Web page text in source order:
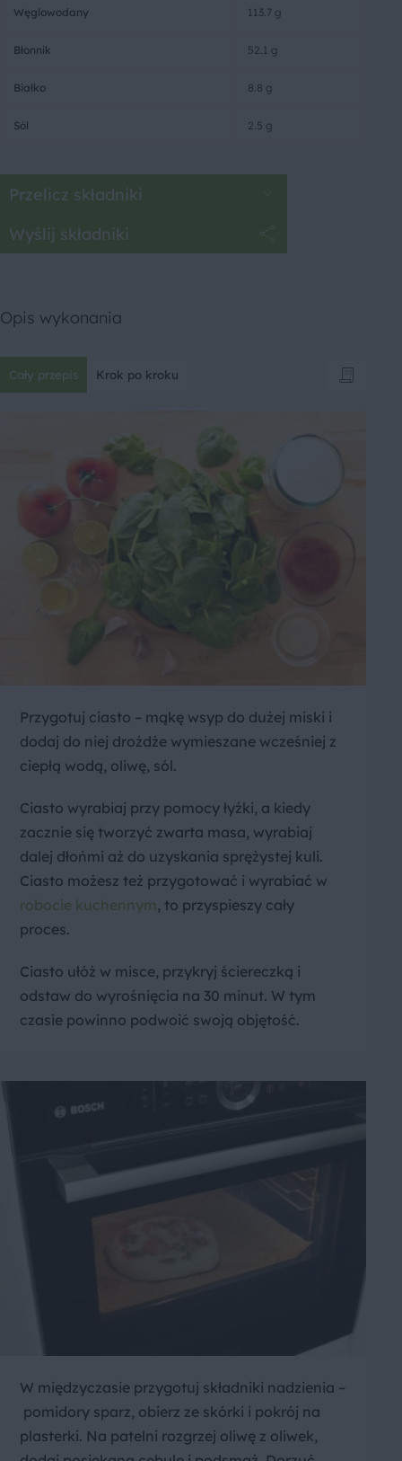
Węglowodany 113.7 g
Błonnik 52.1 g
Białko 8.8 g
Sól 2.5 g
Przelicz składniki
Wyślij składniki
Opis wykonania
Cały przepis Krok po kroku
Przygotuj ciasto – mąkę wsyp do dużej miski i
dodaj do niej drożdże wymieszane wcześniej z
ciepłą wodą, oliwę, sól.
Ciasto wyrabiaj przy pomocy łyżki, a kiedy
zacznie się tworzyć zwarta masa, wyrabiaj
dalej dłońmi aż do uzyskania sprężystej kuli.
Ciasto możesz też przygotować i wyrabiać w
robocie kuchennym, to przyspieszy cały
proces.
Ciasto ułóż w misce, przykryj ściereczką i
odstaw do wyrośnięcia na 30 minut. W tym
czasie powinno podwoić swoją objętość.
W międzyczasie przygotuj składniki nadzienia –
pomidory sparz, obierz ze skórki i pokrój na
plasterki. Na patelni rozgrzej oliwę z oliwek,